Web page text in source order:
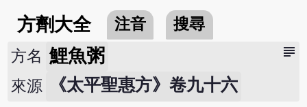
方劑大全 注音 搜尋
subject
方名 鯉魚粥
來源 《太平聖惠方》卷九十六